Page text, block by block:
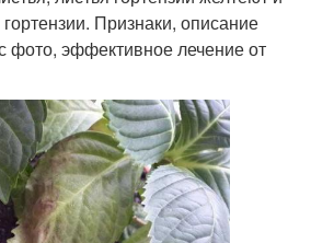
Признаки, описание
фото, эффективное лечение от